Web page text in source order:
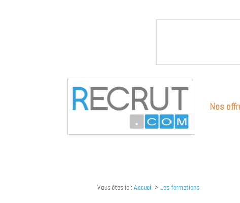
Nos
Vous êtes ici: Accueil > Les formations